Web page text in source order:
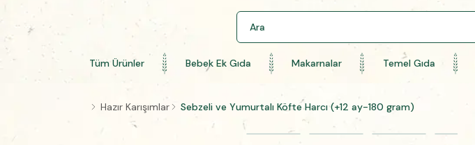
Tüm Ürünler Bebek Ek Gıda Makarnalar Temel Gıda
Hazır Karışımlar Sebzeli ve Yumurtalı Köfte Harcı (+12 ay-180 gram)